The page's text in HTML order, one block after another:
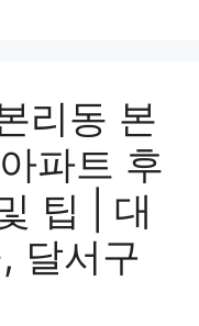
리동 본
파트 후
팁 | 대
달서구